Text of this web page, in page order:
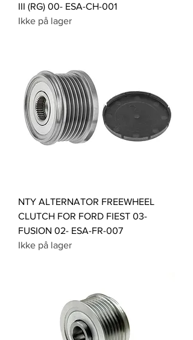
III (RG) 00- ESA-CH-001
Ikke på lager
NTY ALTERNATOR FREEWHEEL
CLUTCH FOR FORD FIEST 03-
FUSION 02- ESA-FR-007
Ikke på lager